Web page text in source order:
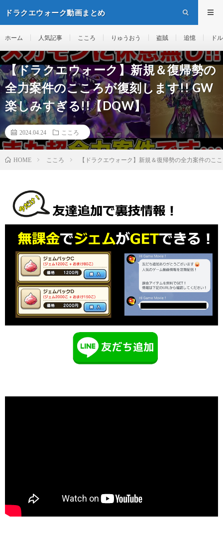
ドラクエウォーク動画まとめ
ホーム 人気記事 こころ りゅうおう 盗賊 追憶 ド
【ドラクエウォーク】新規＆復帰勢の
全力案件のこころが復刻します!! GW
楽しみすぎる!!【DQW】
2024.04.24 こころ
HOME こころ 【ドラクエウォーク】新規＆復帰勢の全力案件の